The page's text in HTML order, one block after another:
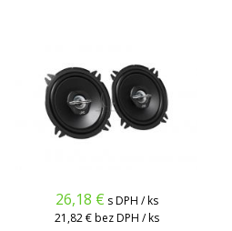
26,18 € s DPH / ks
21,82 € bez DPH / ks